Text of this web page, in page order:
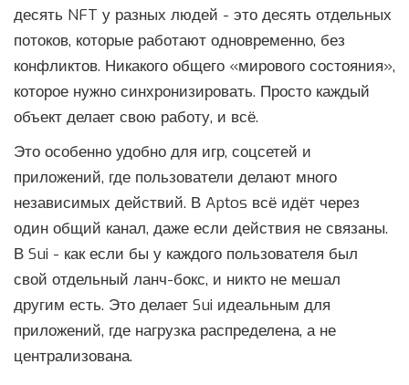
десять NFT у разных людей - это десять отдельных
потоков, которые работают одновременно, без
конфликтов. Никакого общего «мирового состояния»,
которое нужно синхронизировать. Просто каждый
объект делает свою работу, и всё.
Это особенно удобно для игр, соцсетей и
приложений, где пользователи делают много
независимых действий. В Aptos всё идёт через
один общий канал, даже если действия не связаны.
В Sui - как если бы у каждого пользователя был
свой отдельный ланч-бокс, и никто не мешал
другим есть. Это делает Sui идеальным для
приложений, где нагрузка распределена, а не
централизована.